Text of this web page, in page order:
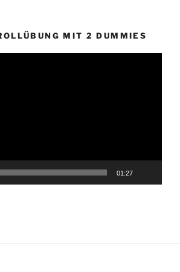
MIT 2 DUMMIES
01:27